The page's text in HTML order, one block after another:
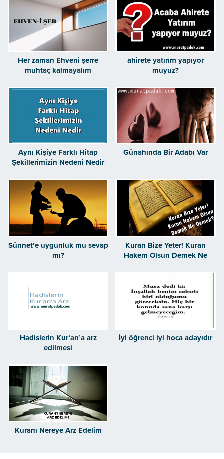
Her zaman Ehveni şerre
muhtaç kalmayalım
ahirete yatırım yapıyor
muyuz?
Aynı Kişiye Farklı Hitap
Şekillerimizin Nedeni Nedir
Günahında Bir Adabı Var
Sünnet’e uygunluk mu sevap
mı?
Kuran Bize Yeter! Kuran
Hakem Olsun Demek Ne
Hadislerin Kur’an’a arz
edilmesi
İyi öğrenci iyi hoca adayıdır
Kuranı Nereye Arz Edelim